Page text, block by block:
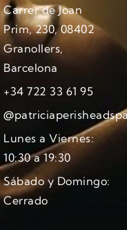
Carrer de Joan
Prim, 230, 08402
Granollers,
Barcelona
+34 722 33 61 95
Lunes a Viernes:
10:30 a 19:30
Sábado y Domingo:
Cerrado